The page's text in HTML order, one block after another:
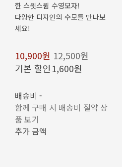
한 스윗스윔 수영모자!
다양한 디자인의 수모를 만나보
세요!
10,900원 12,500원
기본 할인 1,600원
배송비-
함께 구매 시 배송비 절약 상
품 보기
추가 금액